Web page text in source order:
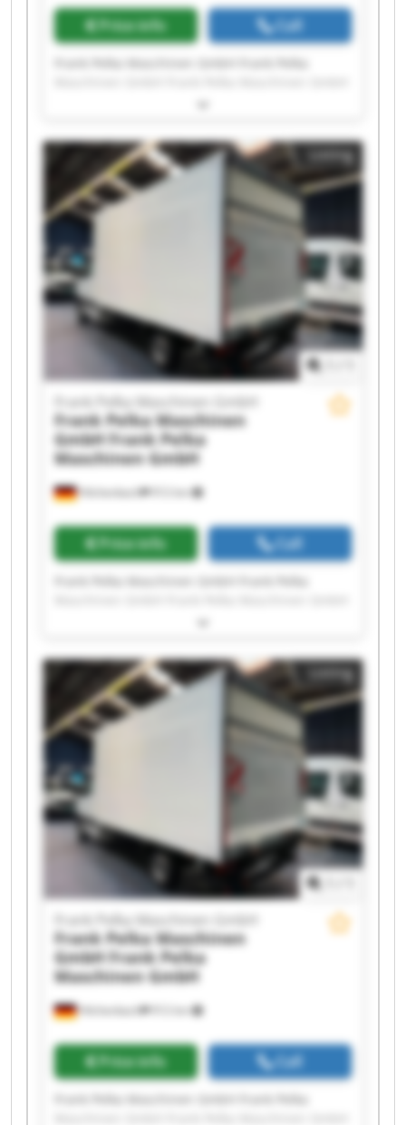
Price info Call
Frank Pelka Maschinen GmbH Frank Pelka
Frank Pelka Maschinen GmbH Frank Pelka
Maschinen GmbH Frank Pelka Maschinen GmbH
Frank Pelka Maschinen GmbH Frank Pelka
Maschinen GmbH Frank Pelka Maschinen GmbH
Frank Pelka Maschinen GmbH Frank Pelka
Maschinen GmbH Frank Pelka Maschinen GmbH
Frank Pelka Maschinen GmbH Frank Pelka
Maschinen GmbH Frank Pelka Maschinen GmbH
Frank Pelka Maschinen GmbH Frank Pelka
Maschinen GmbH
Listing
Hilchenbach 912 km
Frank Pelka Maschinen GmbH
Frank Pelka Maschinen
GmbHFrank Pelka
Maschinen GmbH
Price info Call
Frank Pelka Maschinen GmbH Frank Pelka
Frank Pelka Maschinen GmbH Frank Pelka
Maschinen GmbH Frank Pelka Maschinen GmbH
Frank Pelka Maschinen GmbH Frank Pelka
Maschinen GmbH Frank Pelka Maschinen GmbH
Frank Pelka Maschinen GmbH Frank Pelka
Maschinen GmbH Frank Pelka Maschinen GmbH
Frank Pelka Maschinen GmbH Frank Pelka
Maschinen GmbH Frank Pelka Maschinen GmbH
Frank Pelka Maschinen GmbH Frank Pelka
Maschinen GmbH
Listing
Hilchenbach 912 km
Frank Pelka Maschinen GmbH
Frank Pelka Maschinen
GmbHFrank Pelka
Maschinen GmbH
Price info Call